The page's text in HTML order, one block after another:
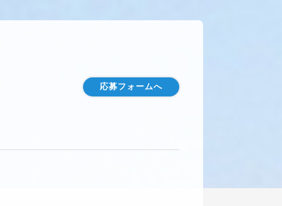
応募フォームへ